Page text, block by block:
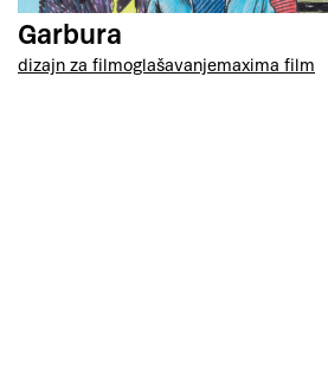
Garbura
dizajn za filmoglašavanjemaxima film